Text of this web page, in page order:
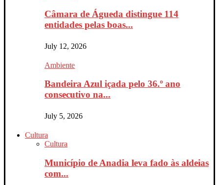
Câmara de Águeda distingue 114
entidades pelas boas...
July 12, 2026
Ambiente
Bandeira Azul içada pelo 36.º ano
consecutivo na...
July 5, 2026
Cultura
Cultura
Município de Anadia leva fado às aldeias
com...